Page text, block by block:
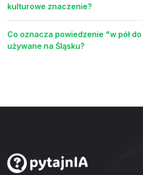
kulturowe znaczenie?
Co oznacza powiedzenie "w pół
używane na Śląsku?